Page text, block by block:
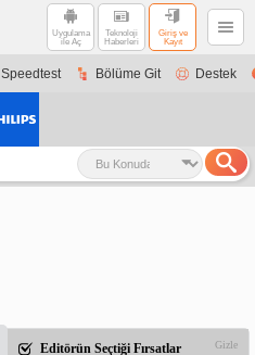
Uygulama
ile Aç
Teknoloji
Haberleri
Giriş ve
Kayıt
Speedtest Bölüme Git Destek
Editörün Seçtiği Fırsatlar Gizle